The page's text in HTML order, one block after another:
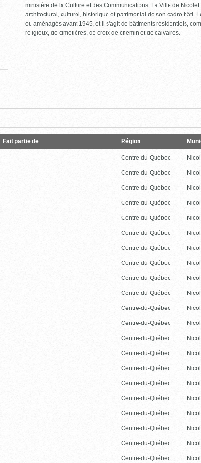
ministère de la Culture et des Communications. La Ville de
architectural, culturel, historique et patrimonial de son cadre bâti.
ou aménagés avant 1945, et il s'agit de bâtiments résidentiels,
religieux, de cimetières, de croix de chemin et de calvaires.
Fait partie de Région
Centre-du-Québec
Centre-du-Québec
Centre-du-Québec
Centre-du-Québec
Centre-du-Québec
Centre-du-Québec
Centre-du-Québec
Centre-du-Québec
Centre-du-Québec
Centre-du-Québec
Centre-du-Québec
Centre-du-Québec
Centre-du-Québec
Centre-du-Québec
Centre-du-Québec
Centre-du-Québec
Centre-du-Québec
Centre-du-Québec
Centre-du-Québec
Centre-du-Québec
Centre-du-Québec